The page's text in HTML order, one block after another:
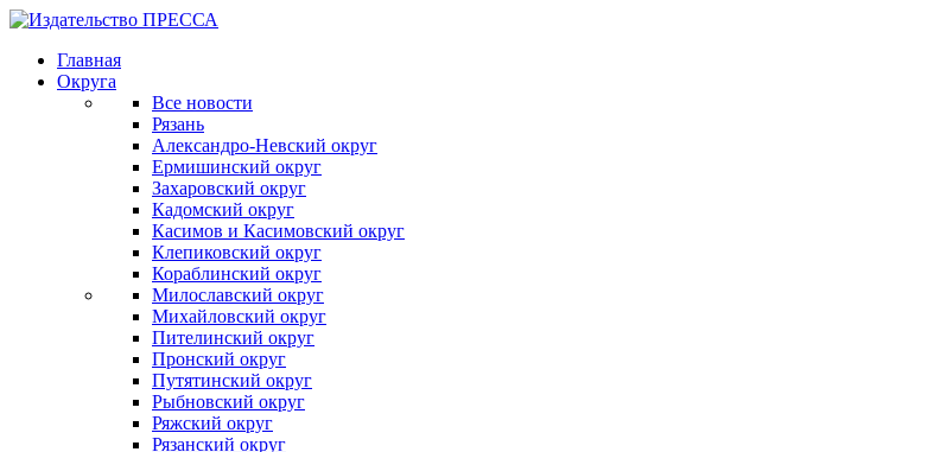
Главная
Округа
Все новости
Рязань
Александро-Невский округ
Ермишинский округ
Захаровский округ
Кадомский округ
Касимов и Касимовский округ
Клепиковский округ
Кораблинский округ
Милославский округ
Михайловский округ
Пителинский округ
Пронский округ
Путятинский округ
Рыбновский округ
Ряжский округ
Рязанский округ